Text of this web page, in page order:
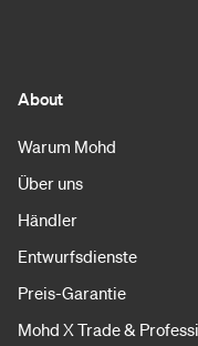
About
Warum Mohd
Über uns
Händler
Entwurfsdienste
Preis-Garantie
Mohd X Trade &